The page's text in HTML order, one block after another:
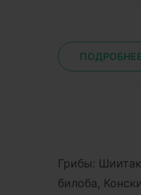
Грибы:
билоба,